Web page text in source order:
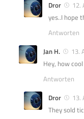
Dror
12.
yes..I hope
Antworten
Jan H.
13.
Hey, how
Antworten
Dror
13.
They sold